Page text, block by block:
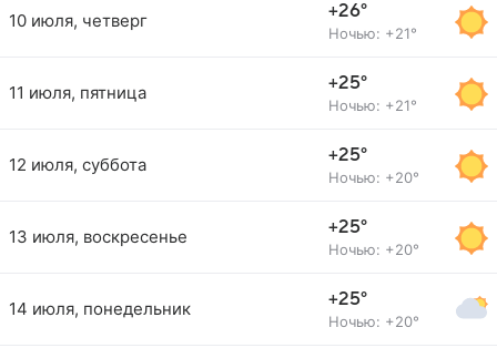
10 июля, четверг +26°
Ночью: +21°
11 июля, пятница +25°
Ночью: +21°
12 июля, суббота +25°
Ночью: +20°
13 июля, воскресенье +25°
Ночью: +20°
14 июля, понедельник +25°
Ночью: +20°